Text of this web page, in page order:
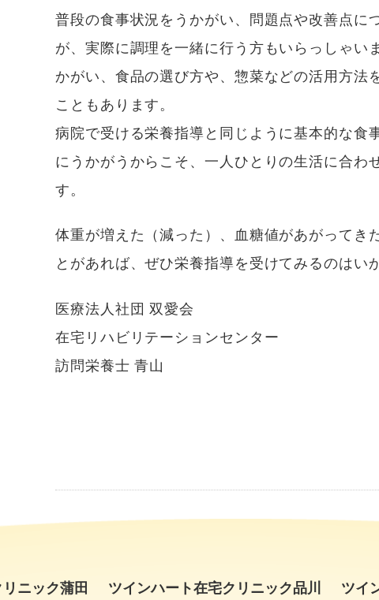
普段の食事状況をうかがい、問題点や改善点に
が、実際に調理を一緒に行う方もいらっしゃい
かがい、食品の選び方や、惣菜などの活用方法
こともあります。
病院で受ける栄養指導と同じように基本的な食
にうかがうからこそ、一人ひとりの生活に合わ
す。
体重が増えた（減った）、血糖値があがってき
とがあれば、ぜひ栄養指導を受けてみるのはい
医療法人社団 双愛会
在宅リハビリテーションセンター
訪問栄養士 青山
ニック蒲田 ツインハート在宅クリニック品川 ツイ